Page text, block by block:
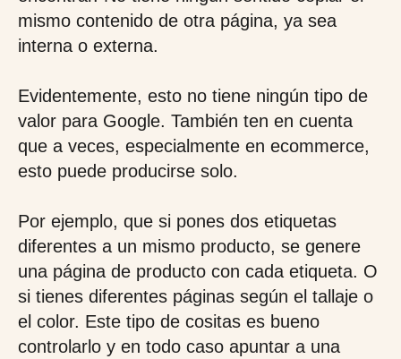
mismo contenido de otra página, ya sea
interna o externa.
Evidentemente, esto no tiene ningún tipo de
valor para Google. También ten en cuenta
que a veces, especialmente en ecommerce,
esto puede producirse solo.
Por ejemplo, que si pones dos etiquetas
diferentes a un mismo producto, se genere
una página de producto con cada etiqueta. O
si tienes diferentes páginas según el tallaje o
el color. Este tipo de cositas es bueno
controlarlo y en todo caso apuntar a una